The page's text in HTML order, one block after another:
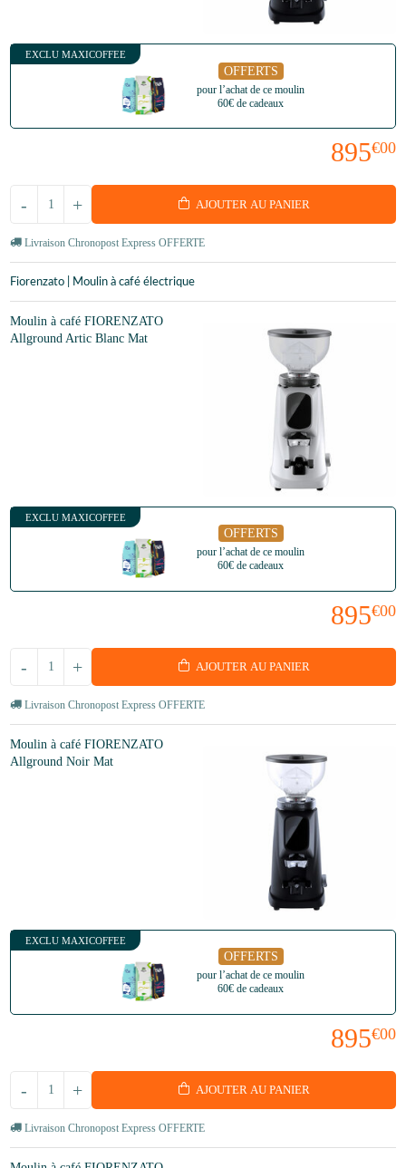
EXCLU MAXICOFFEE
OFFERTS
pour l’achat de ce moulin
60€ de cadeaux
895€00
+
- AJOUTER AU PANIER
Livraison Chronopost Express OFFERTE
Fiorenzato | Moulin à café électrique
Moulin à café FIORENZATO
Allground Artic Blanc Mat
EXCLU MAXICOFFEE
OFFERTS
pour l’achat de ce moulin
60€ de cadeaux
895€00
+
- AJOUTER AU PANIER
Livraison Chronopost Express OFFERTE
Moulin à café FIORENZATO
Allground Noir Mat
EXCLU MAXICOFFEE
OFFERTS
pour l’achat de ce moulin
60€ de cadeaux
895€00
+
- AJOUTER AU PANIER
Livraison Chronopost Express OFFERTE